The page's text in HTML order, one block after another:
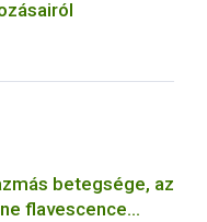
betegsége, az
flavescence